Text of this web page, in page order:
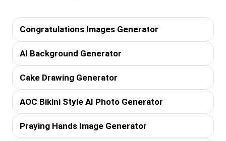
Congratulations Images Generator
AI Background Generator
Cake Drawing Generator
AOC Bikini Style AI Photo Generator
Praying Hands Image Generator